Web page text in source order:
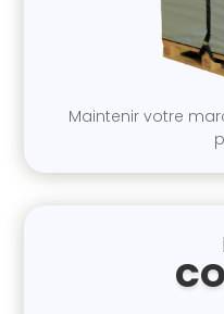
Maintenir votre
p